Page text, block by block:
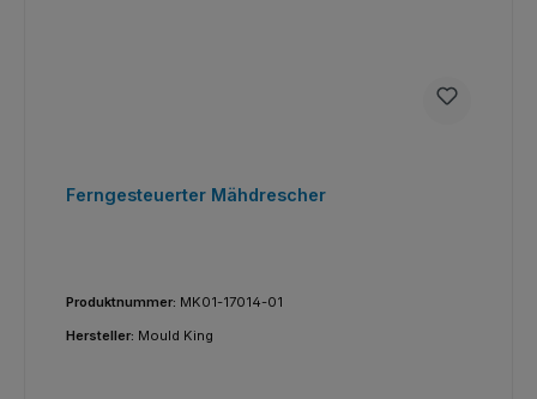
Ferngesteuerter Mähdrescher
Produktnummer: MK01-17014-01
Hersteller: Mould King